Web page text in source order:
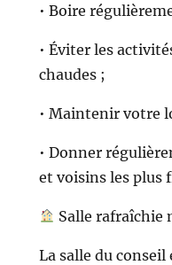
• Boire
• Éviter les
chaudes ;
• Maintenir votre
• Donner
et voisins les plus
Salle rafraîchie
La salle du